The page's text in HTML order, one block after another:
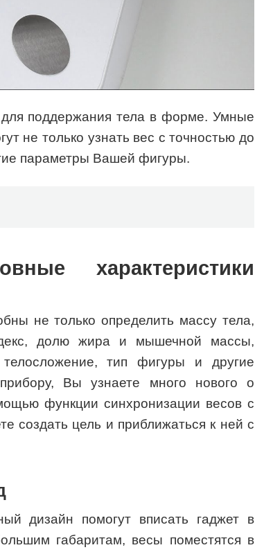
поддержания тела в форме. Умные
не только узнать вес с точностью до
параметры Вашей фигуры.
характеристики
не только определить массу тела,
долю жира и мышечной массы,
тип фигуры и другие
Вы узнаете много нового о
функции синхронизации весов с
создать цель и приближаться к ней с
дизайн помогут вписать гаджет в
габаритам, весы поместятся в